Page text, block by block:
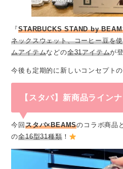
『STARBUCKS STAND by
ネックスウェット、コーヒー豆を
ムアイテムなどの全31アイテムが
今後も定期的に新しいコンセプト
【スタバ】新商品ライン
今回 スタバ×BEAMSのコラボ商品
の全16型31種類！